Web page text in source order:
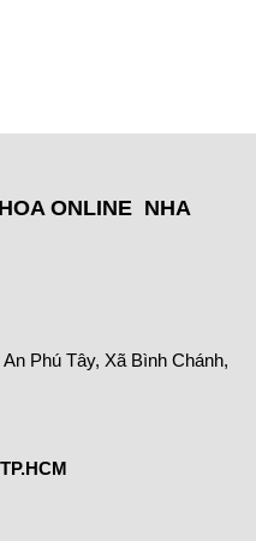
ONLINE NHA
Phú Tây, Xã Bình Chánh,